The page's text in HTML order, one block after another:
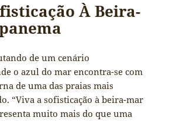
À Beira-
de um cenário
o azul do mar encontra-se com
de uma das praias mais
“Viva a sofisticação à beira-mar
muito mais do que uma